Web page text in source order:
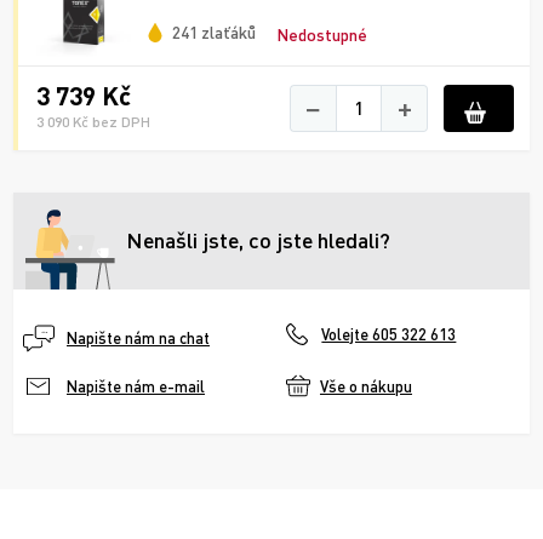
241 zlaťáků Nedostupné
3 739 Kč
3 090 Kč bez DPH − +
Nenašli jste, co jste hledali?
Napište nám na chat Volejte 605 322 613
Napište nám e-mail Vše o nákupu